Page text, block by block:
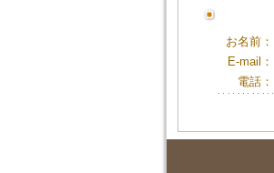
お名前：
E-mail：
電話：